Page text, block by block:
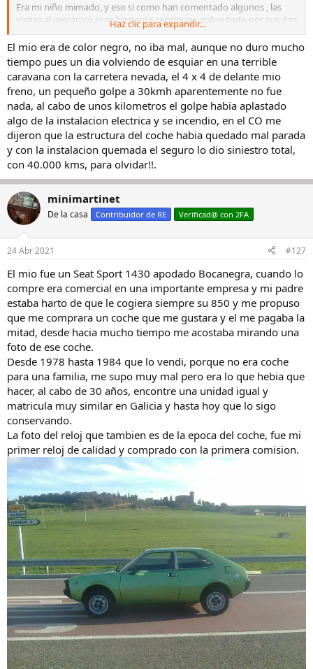
Era mi niño mimado, y eso si como han comentado algunos , las
visitas al mecánico eran bastante continuas, sobre todo por sus dos
carburadores de doble cuerpo , que era un milagro, que el ralentí
fuera perfecto .
Y por supuesto , las visitas a la gasolinera eran casi diarias, así como
el aceite que gastaba.
Foto de la red , de mi flamante Alfa Romeo 33 Blanco ( era un
1500TI, con 105 caballos , que venían directamente de la
carburación )
Si los coches hablaran........
Haz clic para expandir...
El mio era de color negro, no iba mal, aunque no duro mucho
tiempo pues un dia volviendo de esquiar en una terrible
caravana con la carretera nevada, el 4 x 4 de delante mio
freno, un pequeño golpe a 30kmh aparentemente no fue
nada, al cabo de unos kilometros el golpe habia aplastado
algo de la instalacion electrica y se incendio, en el CO me
dijeron que la estructura del coche habia quedado mal parada
y con la instalacion quemada el seguro lo dio siniestro total,
con 40.000 kms, para olvidar!!.
minimartinet
De la casa Contribuidor de RE Verificad@ con 2FA
24 Abr 2021 #127
El mio fue un Seat Sport 1430 apodado Bocanegra, cuando lo
compre era comercial en una importante empresa y mi padre
estaba harto de que le cogiera siempre su 850 y me propuso
que me comprara un coche que me gustara y el me pagaba la
mitad, desde hacia mucho tiempo me acostaba mirando una
foto de ese coche.
Desde 1978 hasta 1984 que lo vendi, porque no era coche
para una familia, me supo muy mal pero era lo que hebia que
hacer, al cabo de 30 años, encontre una unidad igual y
matricula muy similar en Galicia y hasta hoy que lo sigo
conservando.
La foto del reloj que tambien es de la epoca del coche, fue mi
primer reloj de calidad y comprado con la primera comision.